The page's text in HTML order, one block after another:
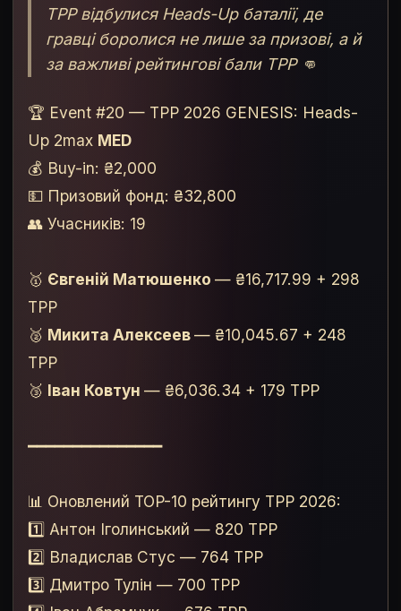
TPP відбулися Heads-Up баталії, де
гравці боролися не лише за призові, а й
за важливі рейтингові бали TPP 👊
🏆 Event #20 — TPP 2026 GENESIS: Heads-
Up 2max MED
💰 Buy-in: ₴2,000
💵 Призовий фонд: ₴32,800
👥 Учасників: 19
🥇 Євгеній Матюшенко — ₴16,717.99 + 298
TPP
🥈 Микита Алексеев— ₴10,045.67 + 248
TPP
🥉 Іван Ковтун — ₴6,036.34 + 179 TPP
━━━━━━━━━━━━━━━
📊 Оновлений TOP-10 рейтингу TPP 2026:
1️⃣ Антон Іголинський — 820 TPP
2️⃣ Владислав Стус — 764 TPP
3️⃣ Дмитро Тулін — 700 TPP